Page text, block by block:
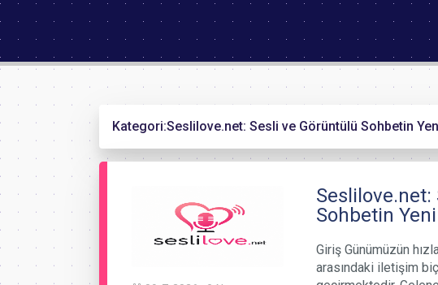
Kategori:Seslilove.net: Sesli ve Görüntülü Sohbetin
Seslilove.net:
Sohbetin
Giriş Günümüzün
arasındaki iletişim